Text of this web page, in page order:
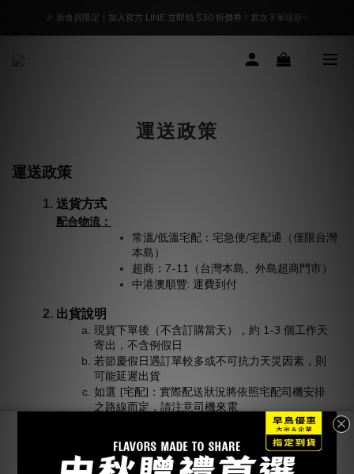
🔥 好評延長7/31止｜凡選購指定「蔥鹽優惠組合」免湊$1500，下單即免運！
🎉 新會員限定｜加入官方 LINE 立即領 $30 折價券！首次下單現折✨
📢【官方聲明】油品來源聲明｜食安把關，我們絕不妥協｜點我立即了解
運送政策
運送政策
送貨方式
配合物流：
常溫/低溫宅配：宅急便/宅配通（僅限台灣
本島）
超商：7-11（台灣本島、外島超商門市）
中港澳順豐: 運費到付
出貨說明
現貨下單後（不含訂購當天），約 1-3 個工作天
寄出，不含例假日
若節慶假日遇訂單較多或不可抗力天災因素，則
可能延遲出貨
如選 [宅配]：實際配送狀況將依照宅配司機安排
之路線而定，請注意司機來電
如選 [超商]：請留意到貨簡訊並於到貨之後7 天
內取貨請勿無故未取；如造成運費損失將由顧客
自行吸收